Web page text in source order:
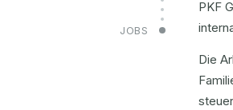
JOBS
PKF
Die